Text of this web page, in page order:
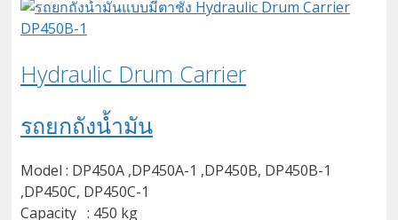
Hydraulic Drum Carrier
รถยกถังน้ำมัน
Model : DP450A ,DP450A-1 ,DP450B, DP450B-1
,DP450C, DP450C-1
Capacity : 450 kg